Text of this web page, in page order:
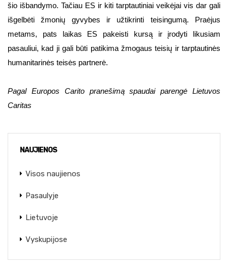
šio išbandymo. Tačiau ES ir kiti tarptautiniai veikėjai vis dar gali
išgelbėti žmonių gyvybes ir užtikrinti teisingumą. Praėjus
metams, pats laikas ES pakeisti kursą ir įrodyti likusiam
pasauliui, kad ji gali būti patikima žmogaus teisių ir tarptautinės
humanitarinės teisės partnerė.
Pagal Europos Carito pranešimą spaudai parengė Lietuvos
Caritas
NAUJIENOS
Visos naujienos
Pasaulyje
Lietuvoje
Vyskupijose